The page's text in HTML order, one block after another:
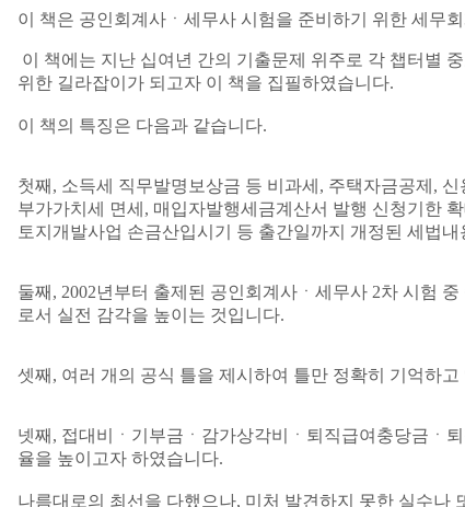
이 책은 공인회계사ㆍ세무사 시험을 준비하기 위한 세무
이 책에는 지난 십여년 간의 기출문제 위주로 각 챕터별
위한 길라잡이가 되고자 이 책을 집필하였습니다.
이 책의 특징은 다음과 같습니다.
첫째, 소득세 직무발명보상금 등 비과세, 주택자금공제,
부가가치세 면세, 매입자발행세금계산서 발행 신청기한
토지개발사업 손금산입시기 등 출간일까지 개정된 세법
둘째, 2002년부터 출제된 공인회계사ㆍ세무사 2차 시험
로서 실전 감각을 높이는 것입니다.
셋째, 여러 개의 공식 틀을 제시하여 틀만 정확히 기억하
넷째, 접대비ㆍ기부금ㆍ감가상각비ㆍ퇴직급여충당금ㆍ
율을 높이고자 하였습니다.
나름대로의 최선을 다했으나, 미처 발견하지 못한 실수나